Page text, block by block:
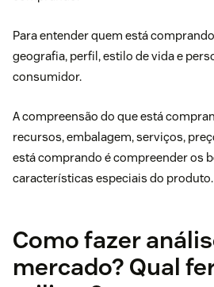
Para entender quem está
geografia, perfil, estilo de vida e
consumidor.
A compreensão do que está
recursos, embalagem, serviços,
está comprando é compreender os
características especiais do produto.
Como fazer
mercado? Qual